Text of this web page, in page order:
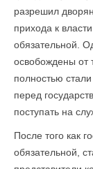
разрешил
прихода к
обязательной.
освобождены от
полностью
перед
поступать на
После того как
обязательной,